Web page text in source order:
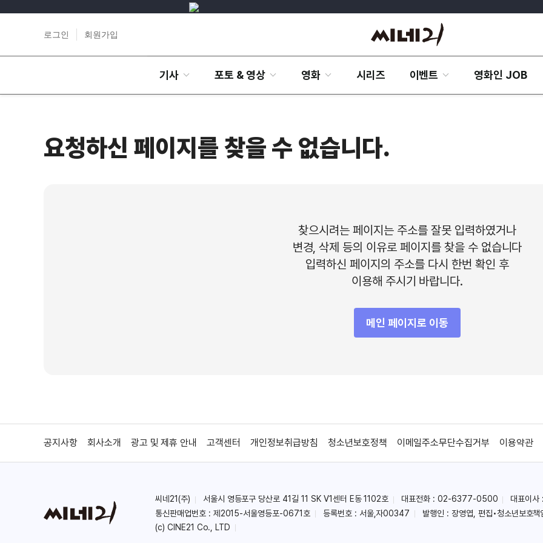
로그인 회원가입
기사 포토 & 영상 영화 시리즈 이벤트 영화인 JOB
요청하신 페이지를 찾을 수 없습니다.
찾으시려는 페이지는 주소를 잘못 입력하였거나
변경, 삭제 등의 이유로 페이지를 찾을 수 없습니다
입력하신 페이지의 주소를 다시 한번 확인 후
이용해 주시기 바랍니다.
메인 페이지로 이동
공지사항 회사소개 광고 및 제휴 안내 고객센터 개인정보취급방침 청소년보호정책 이메일주소무단수집거부 이용약관
씨네21(주) 서울시 영등포구 당산로 41길 11 SK V1센터 E동 1102호 대표전화 : 02-6377-0500 대표이사
통신판매업번호 : 제2015-서울영등포-0671호
등록번호 : 서울,자00347 발행인 : 장영엽, 편집•청소년보호책
(c) CINE21 Co., LTD